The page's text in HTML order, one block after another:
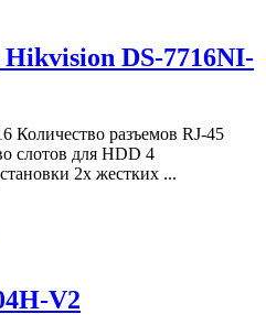
Hikvision DS-7716NI-
Количество разъемов RJ-45
слотов для HDD 4
2х жестких ...
V2